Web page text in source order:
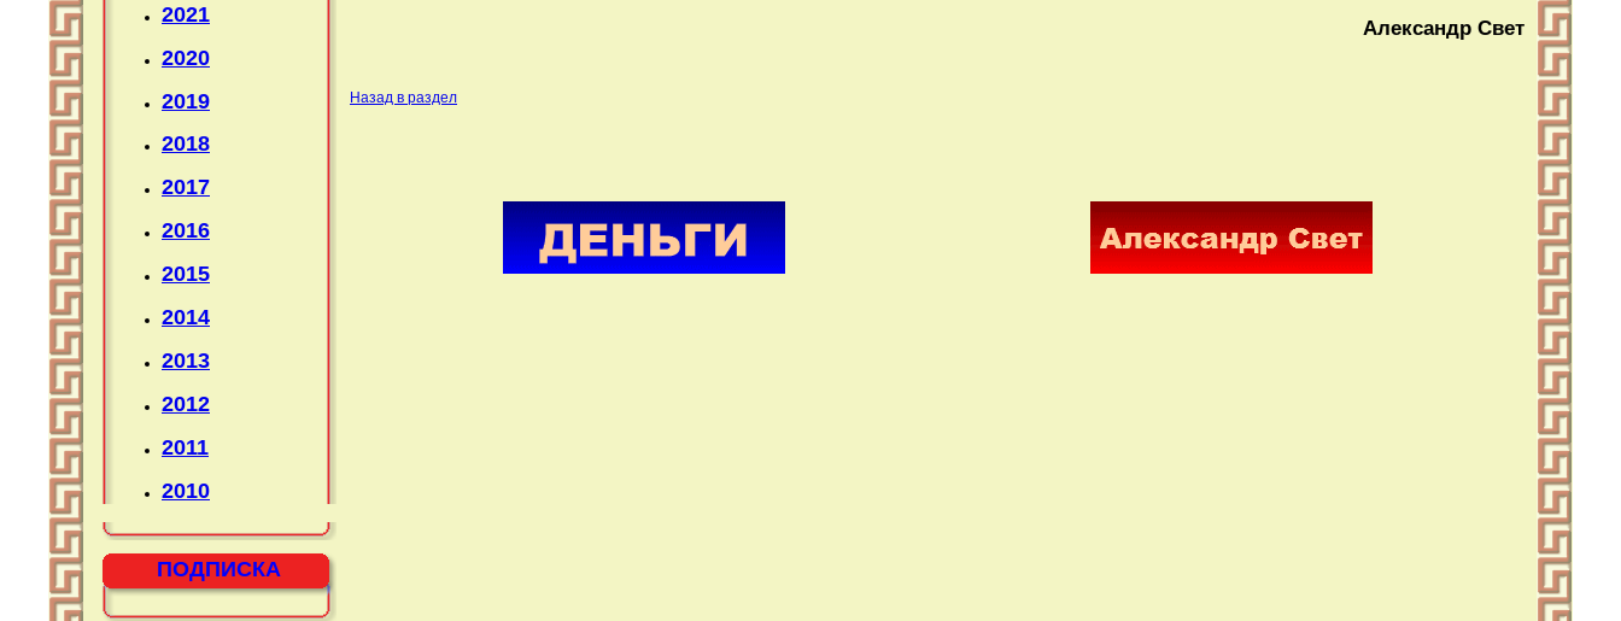
2021
2020
2019
2018
2017
2016
2015
2014
2013
2012
2011
2010
ПОДПИСКА
Александр Свет
Назад в раздел